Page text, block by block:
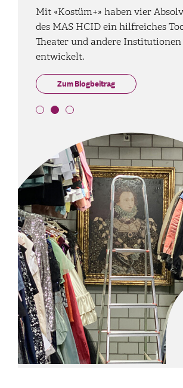
«Easytube» verhilft
Schülern mit kognitiven
Beeinträchtigungen zu mehr
Selbstständigkeit
Zum Blogbeitrag
Mit «Kostüm+» haben vier
des MAS HCID ein hilfreiches
Theater und andere Institutionen
entwickelt.
Zum Blogbeitrag
Zwei Absolventen des MAS
einen intelligenten
entwickelt.